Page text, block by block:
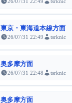
東京・東海道本線方面
26/07/31 22:49 tsrknic
奥多摩方面
26/07/31 22:48 tsrknic
奥多摩方面